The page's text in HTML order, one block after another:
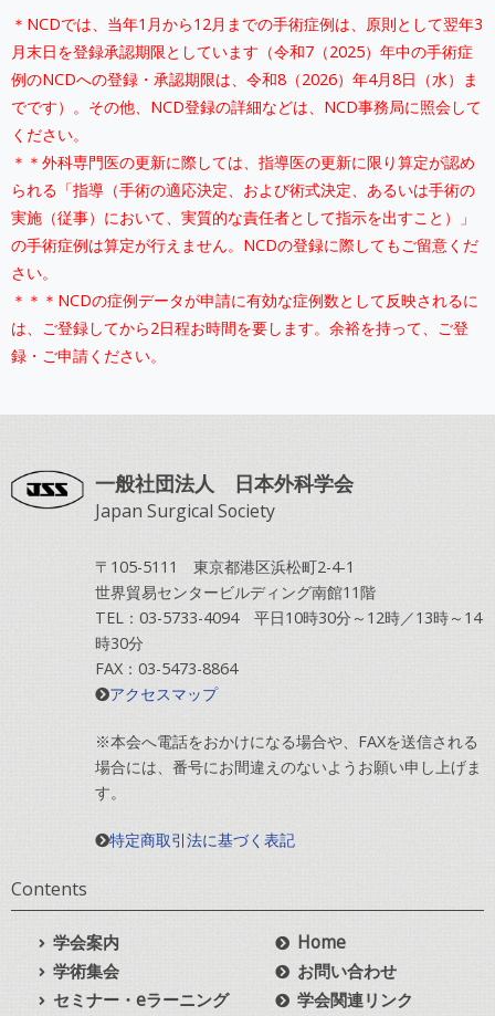
＊NCDでは、当年1月から12月までの手術症例は、原則として翌年3
月末日を登録承認期限としています（令和7（2025）年中の手術症
例のNCDへの登録・承認期限は、令和8（2026）年4月8日（水）ま
でです）。その他、NCD登録の詳細などは、NCD事務局に照会して
ください。
＊＊外科専門医の更新に際しては、指導医の更新に限り算定が認め
られる「指導（手術の適応決定、および術式決定、あるいは手術の
実施（従事）において、実質的な責任者として指示を出すこと）」
の手術症例は算定が行えません。NCDの登録に際してもご留意くだ
さい。
＊＊＊NCDの症例データが申請に有効な症例数として反映されるに
は、ご登録してから2日程お時間を要します。余裕を持って、ご登
録・ご申請ください。
一般社団法人 日本外科学会
Japan Surgical Society
〒105-5111 東京都港区浜松町2-4-1
世界貿易センタービルディング南館11階
TEL：03-5733-4094 平日10時30分～12時／13時～14
時30分
FAX：03-5473-8864
アクセスマップ
※本会へ電話をおかけになる場合や、FAXを送信される
場合には、番号にお間違えのないようお願い申し上げま
す。
特定商取引法に基づく表記
Contents
学会案内
学術集会
セミナー・eラーニング
Home
お問い合わせ
学会関連リンク